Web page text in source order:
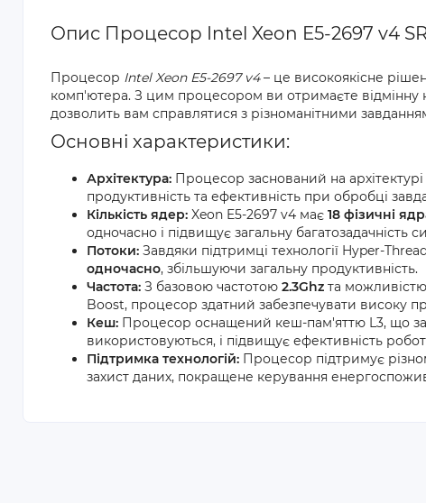
Опис Процесор Intel Xeon E5-2697 v4
Процесор Intel Xeon E5-2697 v4– це високоякісне
комп'ютера. З цим процесором ви отримаєте відмінну
дозволить вам справлятися з різноманітними
Основні характеристики:
Архітектура: Процесор заснований на архітектурі
продуктивність та ефективність при обробці
Кількість ядер: Xeon E5-2697 v4 має 18 фізичні
одночасно і підвищує загальну багатозадачність
Потоки: Завдяки підтримці технології Hyper-
одночасно, збільшуючи загальну продуктивність.
Частота: З базовою частотою 2.3Ghz та
Boost, процесор здатний забезпечувати високу
Кеш: Процесор оснащений кеш-пам'яттю L3, що
використовуються, і підвищує ефективність
Підтримка технологій: Процесор підтримує
захист даних, покращене керування